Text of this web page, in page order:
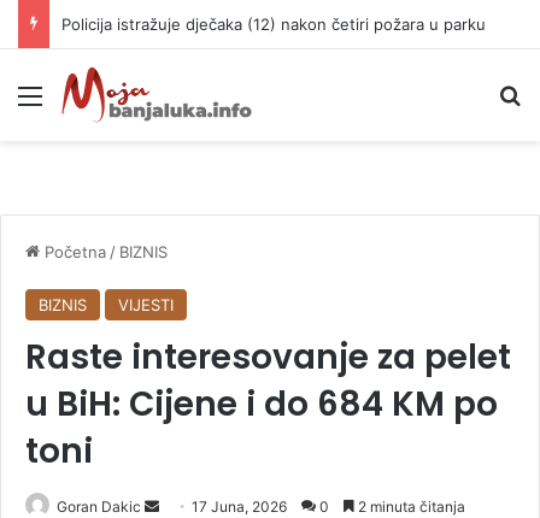
Policija istražuje dječaka (12) nakon četiri požara u parku
Meni
Početna / BIZNIS
BIZNIS VIJESTI
Raste interesovanje za pelet
u BiH: Cijene i do 684 KM po
toni
Goran Dakic 17 Juna, 2026 0 2 minuta čitanja